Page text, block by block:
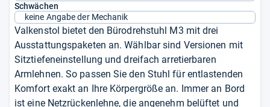
Schwächen
keine Angabe der Mechanik
Valkenstol bietet den Bürodrehstuhl M3 mit drei
Ausstattungspaketen an. Wählbar sind Versionen mit
Sitztiefeneinstellung und dreifach arretierbaren
Armlehnen. So passen Sie den Stuhl für entlastenden
Komfort exakt an Ihre Körpergröße an. Immer an Bord
ist eine Netzrückenlehne, die angenehm belüftet und